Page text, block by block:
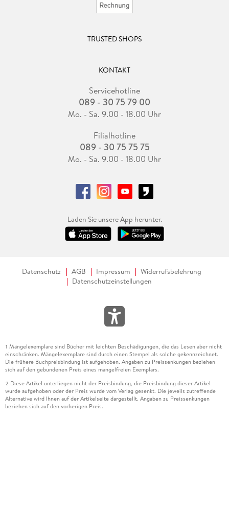
TRUSTED SHOPS
KONTAKT
Servicehotline
089 - 30 75 79 00
Mo. - Sa. 9.00 - 18.00 Uhr
Filialhotline
089 - 30 75 75 75
Mo. - Sa. 9.00 - 18.00 Uhr
Laden Sie unsere App herunter.
Datenschutz AGB Impressum
Widerrufsbelehrung
Datenschutzeinstellungen
1 Mängelexemplare sind Bücher mit leichten Beschädigungen, die das Lesen aber nicht
einschränken. Mängelexemplare sind durch einen Stempel als solche gekennzeichnet.
Die frühere Buchpreisbindung ist aufgehoben. Angaben zu Preissenkungen beziehen
sich auf den gebundenen Preis eines mangelfreien Exemplars.
2 Diese Artikel unterliegen nicht der Preisbindung, die Preisbindung dieser Artikel
wurde aufgehoben oder der Preis wurde vom Verlag gesenkt. Die jeweils zutreffende
Alternative wird Ihnen auf der Artikelseite dargestellt. Angaben zu Preissenkungen
beziehen sich auf den vorherigen Preis.